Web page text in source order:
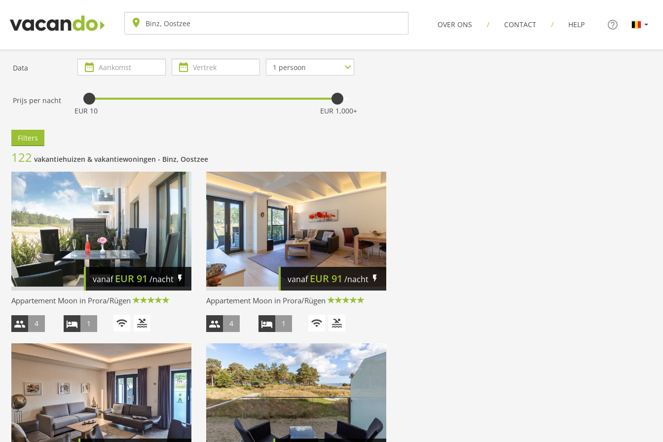
OVER ONS CONTACT HELP
Data Aankomst Vertrek
Aantal
personen
Prijs per nacht
EUR 10
EUR 1,000+
Filters
122 vakantiehuizen & vakantiewoningen - Binz, Oostzee
vanafEUR91 /nacht
Appartement Moon in Prora/Rügen
4 1
vanaf EUR91 /nacht
Appartement Moon in Prora/Rügen
4 1